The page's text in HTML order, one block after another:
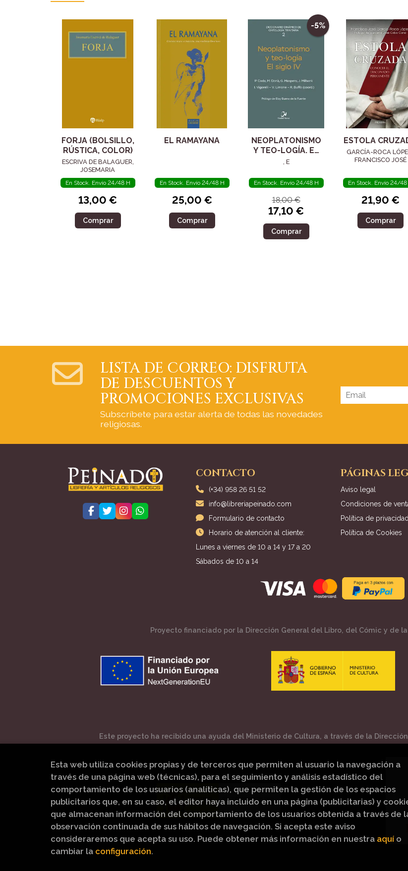
FORJA (BOLSILLO,
RÚSTICA, COLOR)
ESCRIVA DE BALAGUER,
JOSEMARIA
En Stock. Envío 24/48 H
13,00 €
Comprar
EL RAMAYANA
En Stock. Envío 24/48 H
25,00 €
Comprar
-5%
NEOPLATONISMO
Y TEO-LOGÍA. EL
SIGLO IV
, E
En Stock. Envío 24/48 H
18,00 €
17,10 €
Comprar
ESTOLA
GARCÍA-ROCA
FRANCISCO JOSÉ
En Stock. Envío 24/48
21,90 €
Comprar
LISTA DE CORREO: DISFRUTA
DE DESCUENTOS Y
PROMOCIONES EXCLUSIVAS
Subscríbete para estar alerta de todas las novedades
religiosas.
CONTACTO
(+34) 958 26 51 52
info@libreriapeinado.com
Formulario de contacto
Horario de atención al cliente:
Lunes a viernes de 10 a 14 y 17 a 20
Sábados de 10 a 14
PÁGINAS
Aviso legal
Condiciones de
Política de privacidad
Política de Cookies
Proyecto financiado por la Dirección General del Libro, del Cómic y de
Este proyecto ha recibido una ayuda del Ministerio de Cultura, a través de la
Esta web utiliza cookies propias y de terceros que permiten al usuario la navegación a
través de una página web (técnicas), para el seguimiento y análisis estadístico del
comportamiento de los usuarios (analíticas), que permiten la gestión de los espacios
publicitarios que, en su caso, el editor haya incluido en una página (publicitarias) y
que almacenan información del comportamiento de los usuarios obtenida a través de
observación continuada de sus hábitos de navegación. Si acepta este aviso
consideraremos que acepta su uso. Puede obtener más información en nuestra aquí o
cambiar la configuración.